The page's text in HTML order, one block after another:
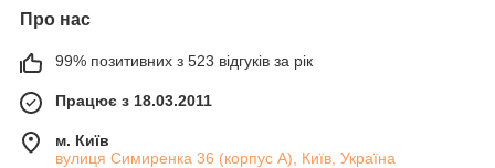
Про нас
99% позитивних з 523 відгуків за рік
Працює з 18.03.2011
м. Київ
вулиця Симиренка 36 (корпус А), Київ, Україна